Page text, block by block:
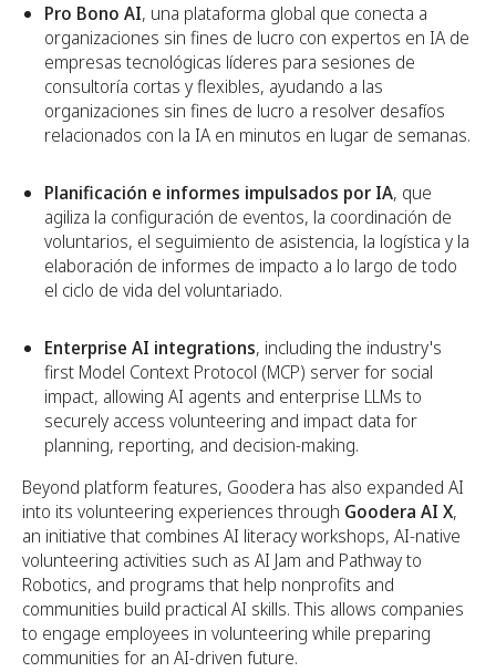
Pro Bono AI, una plataforma global que conecta a
organizaciones sin fines de lucro con expertos en IA de
empresas tecnológicas líderes para sesiones de
consultoría cortas y flexibles, ayudando a las
organizaciones sin fines de lucro a resolver desafíos
relacionados con la IA en minutos en lugar de semanas.
Planificación e informes impulsados por IA, que
agiliza la configuración de eventos, la coordinación de
voluntarios, el seguimiento de asistencia, la logística y la
elaboración de informes de impacto a lo largo de todo
el ciclo de vida del voluntariado.
Enterprise AI integrations, including the industry's
first Model Context Protocol (MCP) server for social
impact, allowing AI agents and enterprise LLMs to
securely access volunteering and impact data for
planning, reporting, and decision-making.
Beyond platform features, Goodera has also expanded AI
into its volunteering experiences through Goodera AI X,
an initiative that combines AI literacy workshops, AI-native
volunteering activities such as AI Jam and Pathway to
Robotics, and programs that help nonprofits and
communities build practical AI skills. This allows companies
to engage employees in volunteering while preparing
communities for an AI-driven future.